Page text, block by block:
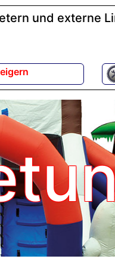
und externe